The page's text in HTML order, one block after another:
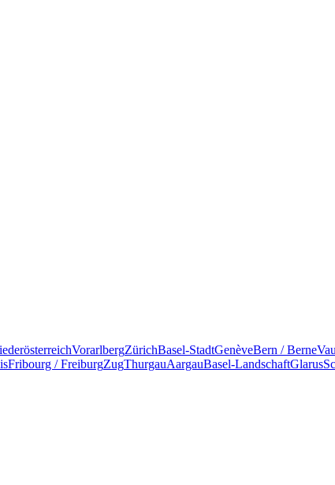
VorarlbergZürichBasel-StadtGenèveBern / Berne
Fribourg / FreiburgZugThurgauAargauBasel-LandschaftGlarus